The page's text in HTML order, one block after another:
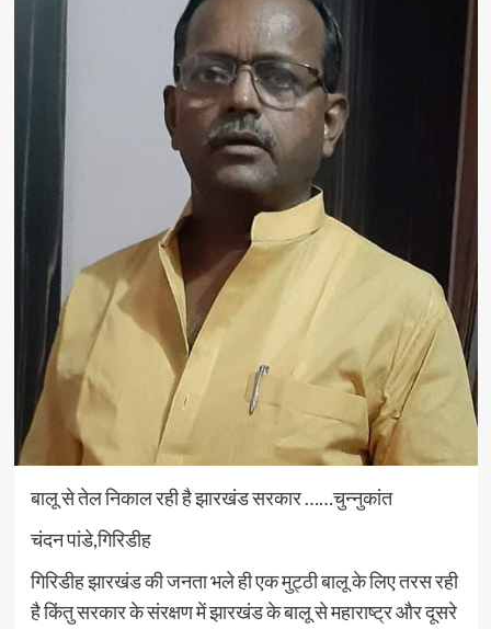
बालू से तेल निकाल रही है झारखंड सरकार ……चुन्नुकांत
चंदन पांडे,गिरिडीह
गिरिडीह झारखंड की जनता भले ही एक मुट्ठी बालू के लिए तरस रही
है किंतु सरकार के संरक्षण में झारखंड के बालू से महाराष्ट्र और दूसरे